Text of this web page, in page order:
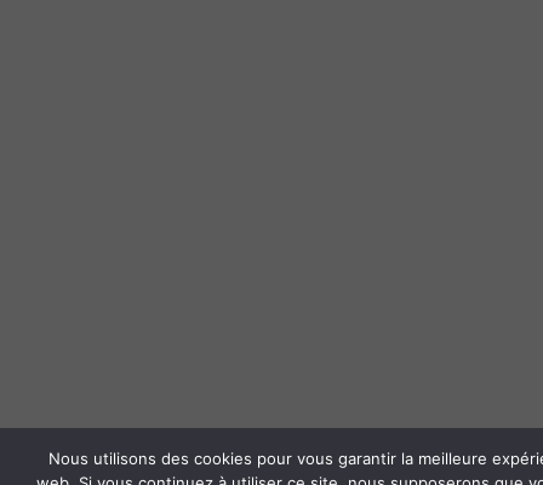
Nous utilisons des cookies pour vous garantir la meilleure